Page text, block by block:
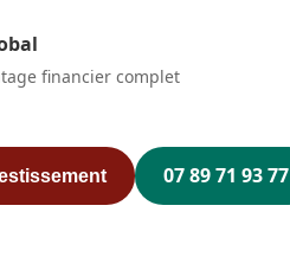
financier complet
07 89 71 93 77